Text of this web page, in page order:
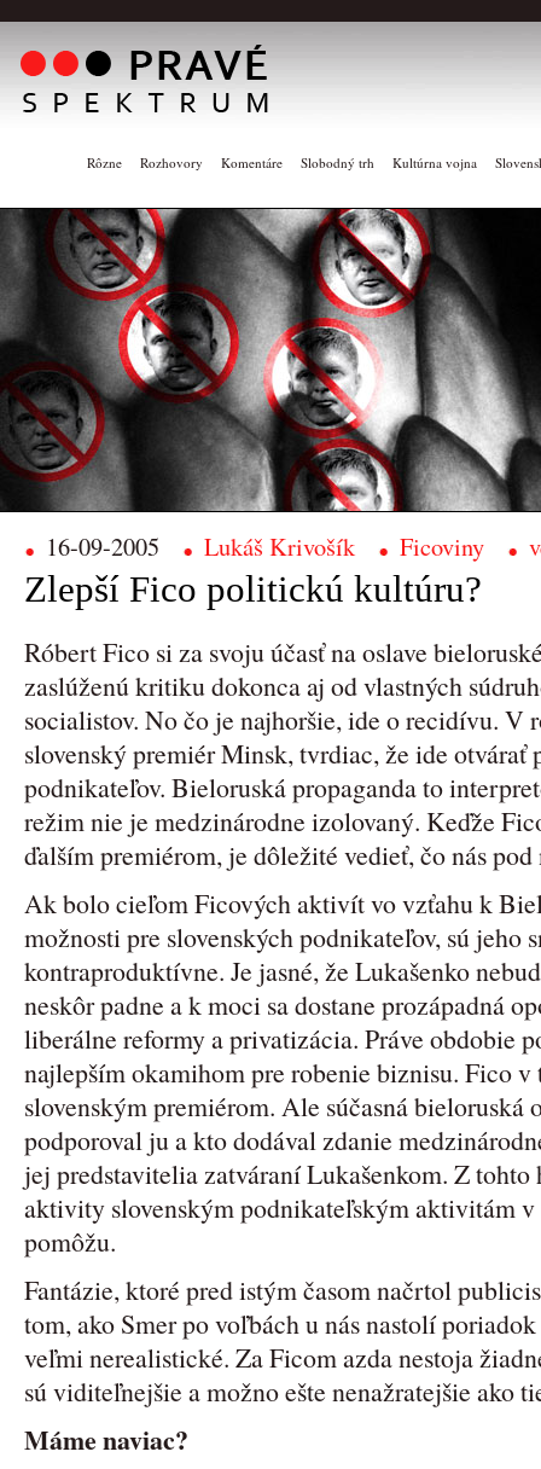
Rôzne Rozhovory Komentáre Slobodný trh Kultúrna vojna
16-09-2005 Lukáš Krivošík Ficoviny
Zlepší Fico politickú kultúru?
Róbert Fico si za svoju účasť na oslave
zaslúženú kritiku dokonca aj od vlastných
socialistov. No čo je najhoršie, ide o recidívu.
slovenský premiér Minsk, tvrdiac, že ide otvárať
podnikateľov. Bieloruská propaganda to
režim nie je medzinárodne izolovaný. Keďže
ďalším premiérom, je dôležité vedieť, čo nás
Ak bolo cieľom Ficových aktivít vo vzťahu k
možnosti pre slovenských podnikateľov, sú jeho
kontraproduktívne. Je jasné, že Lukašenko
neskôr padne a k moci sa dostane prozápadná
liberálne reformy a privatizácia. Práve obdobie
najlepším okamihom pre robenie biznisu. Fico v
slovenským premiérom. Ale súčasná bieloruská
podporoval ju a kto dodával zdanie
jej predstavitelia zatváraní Lukašenkom. Z
aktivity slovenským podnikateľským aktivitám
pomôžu.
Fantázie, ktoré pred istým časom načrtol
tom, ako Smer po voľbách u nás nastolí
veľmi nerealistické. Za Ficom azda nestoja
sú viditeľnejšie a možno ešte nenažratejšie ako
Máme naviac?